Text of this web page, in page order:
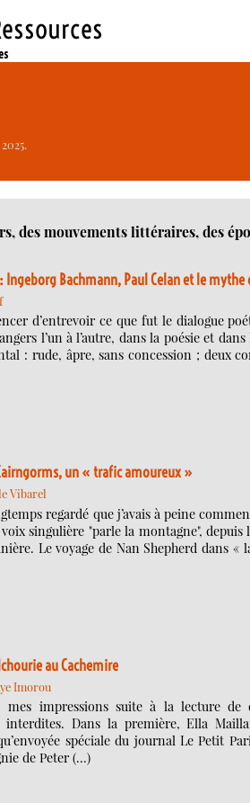
des mouvements littéraires, des
Bachmann, Paul Celan et le mythe
d’entrevoir ce que fut le dialogue
l’un à l’autre, dans la poésie et
: rude, âpre, sans concession ; deux
un « trafic amoureux »
Vibarel
regardé que j’avais à peine
singulière "parle la montagne",
Le voyage de Nan Shepherd dans
au Cachemire
Imorou
impressions suite à la lecture de
interdites. Dans la première, Ella
spéciale du journal Le Petit
de Peter (…)